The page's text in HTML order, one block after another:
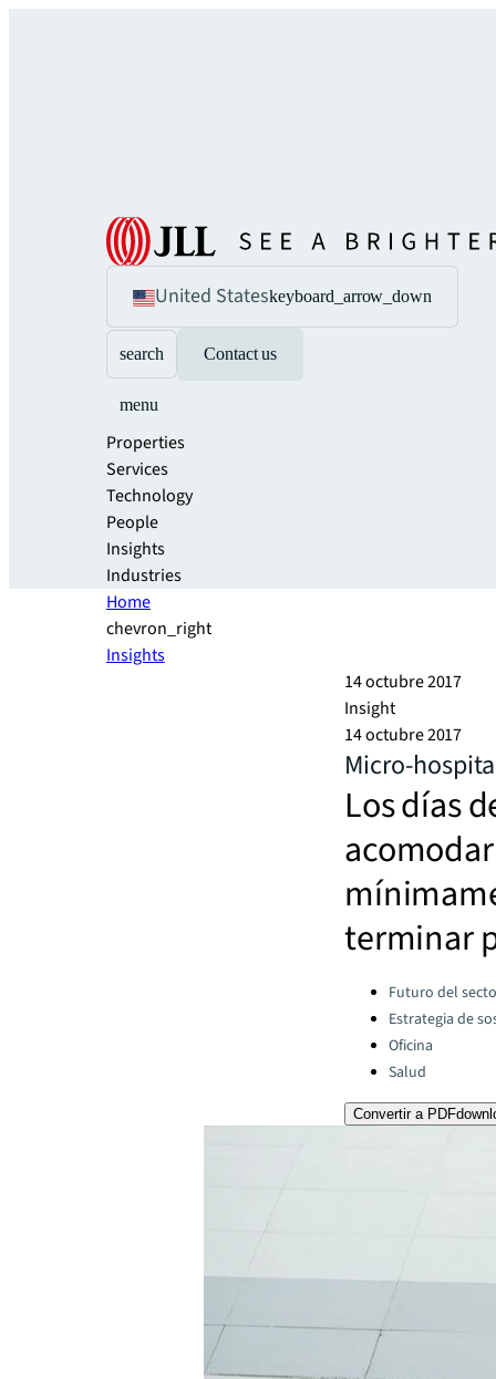
United Stateskeyboard_arrow_down
search Contact us
menu
Properties
Services
Technology
People
Insights
Industries
Home
chevron_right
Insights
14 octubre 2017
Insight
14 octubre 2017
Micro-
Los días
terminar
Categories:
Futuro del
Estrategia de
Oficina
Salud
Convertir a PDF